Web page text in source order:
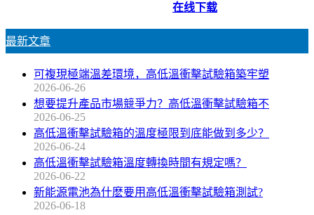
在线下载
最新文章
可複現極端溫差環境，高低溫衝擊試驗箱築牢塑
2026-06-26
想要提升產品市場競爭力？高低溫衝擊試驗箱不
2026-06-25
高低溫衝擊試驗箱的溫度極限到底能做到多少？
2026-06-24
高低溫衝擊試驗箱溫度轉換時間有規定嗎？
2026-06-22
新能源電池為什麽要用高低溫衝擊試驗箱測試?
2026-06-18